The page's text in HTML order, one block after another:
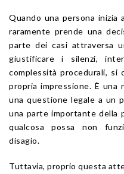
Quando una persona inizia
raramente prende una
parte dei casi attraversa
giustificare i silenzi,
complessità procedurali, si
propria impressione. È una
una questione legale a un
una parte importante della
qualcosa possa non
disagio.
Tuttavia, proprio questa